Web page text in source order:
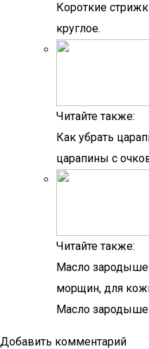
Короткие
круглое.
Читайте также:
Как убрать
царапины с
Читайте также:
Масло
морщин, для
Масло
Добавить комментарий